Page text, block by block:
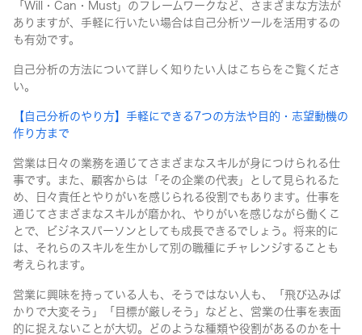
「Will・Can・Must」のフレームワークなど、さまざまな方法が
ありますが、手軽に行いたい場合は自己分析ツールを活用するの
も有効です。
自己分析の方法について詳しく知りたい人はこちらをご覧くださ
い。
【自己分析のやり方】手軽にできる7つの方法や目的・志望動機の
作り方まで
営業は日々の業務を通じてさまざまなスキルが身につけられる仕
事です。また、顧客からは「その企業の代表」として見られるた
め、日々責任とやりがいを感じられる役割でもあります。仕事を
通じてさまざまなスキルが磨かれ、やりがいを感じながら働くこ
とで、ビジネスパーソンとしても成長できるでしょう。将来的に
は、それらのスキルを生かして別の職種にチャレンジすることも
考えられます。
営業に興味を持っている人も、そうではない人も、「飛び込みば
かりで大変そう」「目標が厳しそう」などと、営業の仕事を表面
的に捉えないことが大切。どのような種類や役割があるのかを十